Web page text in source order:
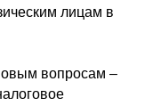
лицам в
вопросам –